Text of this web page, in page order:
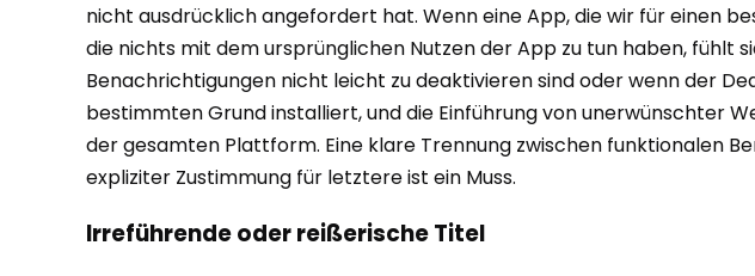
nicht ausdrücklich angefordert hat. Wenn eine App, die wir für einen
die nichts mit dem ursprünglichen Nutzen der App zu tun haben, fühlt
Benachrichtigungen nicht leicht zu deaktivieren sind oder wenn der
bestimmten Grund installiert, und die Einführung von unerwünschter
der gesamten Plattform. Eine klare Trennung zwischen funktionalen
expliziter Zustimmung für letztere ist ein Muss.
Irreführende oder reißerische Titel